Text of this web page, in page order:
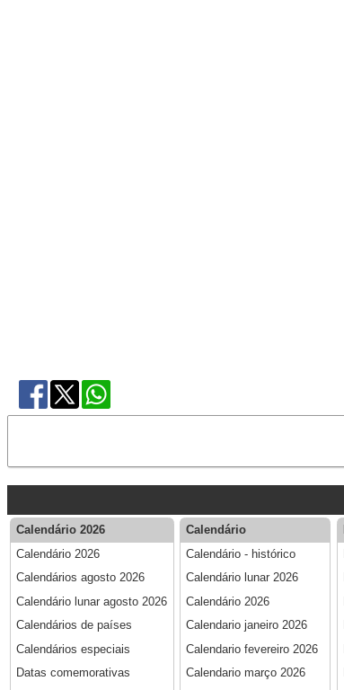
Calendário 2026
Calendário 2026
Calendários agosto 2026
Calendário lunar agosto 2026
Calendários de países
Calendários especiais
Datas comemorativas
Calendário
Calendário - histórico
Calendário lunar 2026
Calendário 2026
Calendario janeiro 2026
Calendario fevereiro 2026
Calendario março 2026